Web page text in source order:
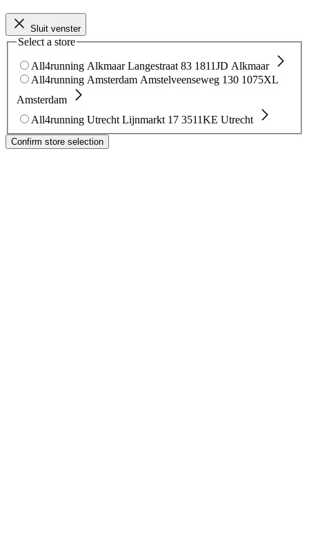
Sluit venster
Select a store
All4running Alkmaar Langestraat 83 1811JD Alkmaar
All4running Amsterdam Amstelveenseweg 130 1075XL
Amsterdam
All4running Utrecht Lijnmarkt 17 3511KE Utrecht
Confirm store selection